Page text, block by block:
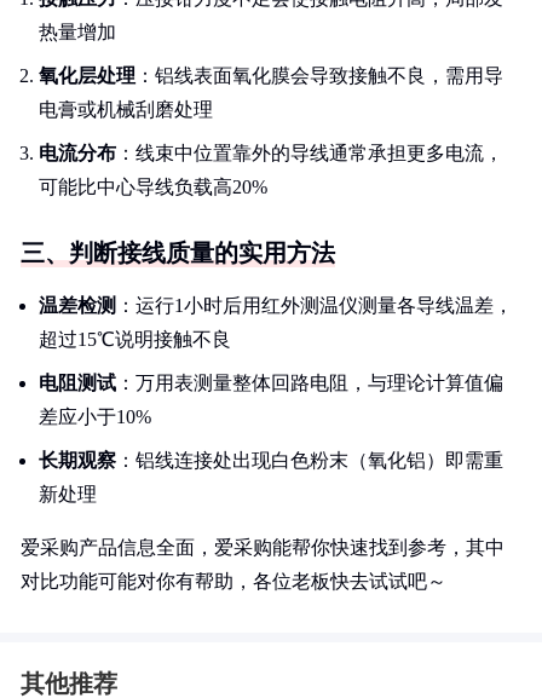
热量增加
氧化层处理 ：铝线表面氧化膜会导致接触不良，需用导
电膏或机械刮磨处理
电流分布 ：线束中位置靠外的导线通常承担更多电流，
可能比中心导线负载高20%
三、判断接线质量的实用方法
温差检测 ：运行1小时后用红外测温仪测量各导线温差，
超过15℃说明接触不良
电阻测试 ：万用表测量整体回路电阻，与理论计算值偏
差应小于10%
长期观察 ：铝线连接处出现白色粉末（氧化铝）即需重
新处理
爱采购产品信息全面，爱采购能帮你快速找到参考，其中
对比功能可能对你有帮助，各位老板快去试试吧～
其他推荐